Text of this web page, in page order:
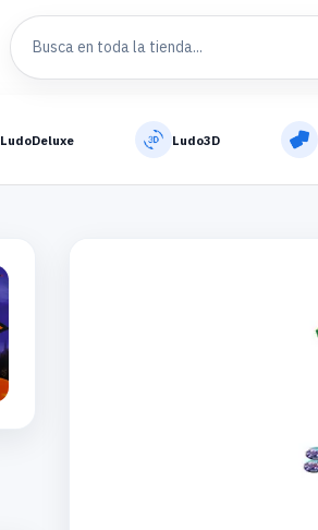
LudoDeluxe Ludo3D